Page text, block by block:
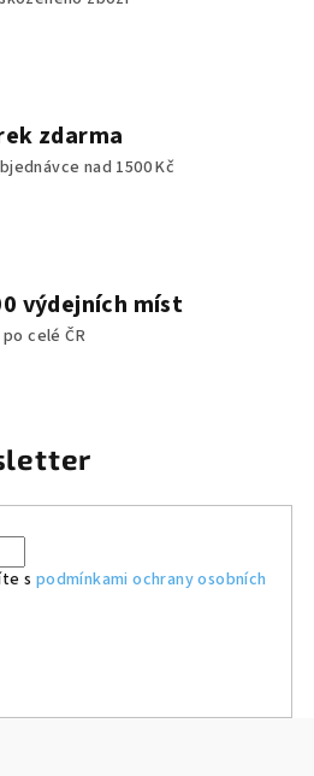
zdarma
nad 1500 Kč
výdejních míst
po celé ČR
s podmínkami ochrany osobních